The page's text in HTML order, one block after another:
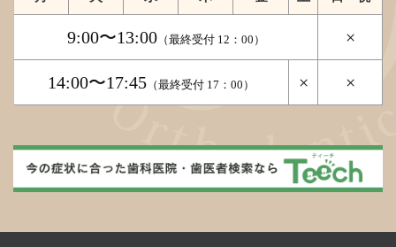
9:00〜13:00（最終受付 12：00） ×
14:00〜17:45 （最終受付 17：00） × ×